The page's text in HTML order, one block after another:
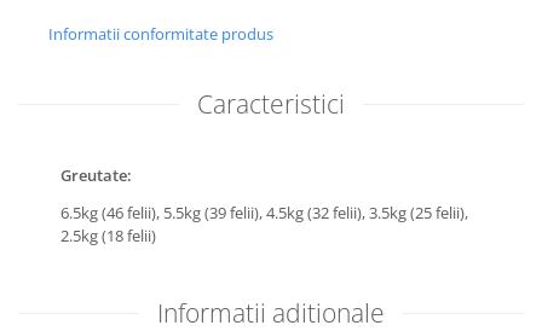
Informatii conformitate produs
Caracteristici
Greutate:
6.5kg (46 felii), 5.5kg (39 felii),4.5kg (32 felii),3.5kg (25 felii),
2.5kg (18 felii)
Informatii aditionale